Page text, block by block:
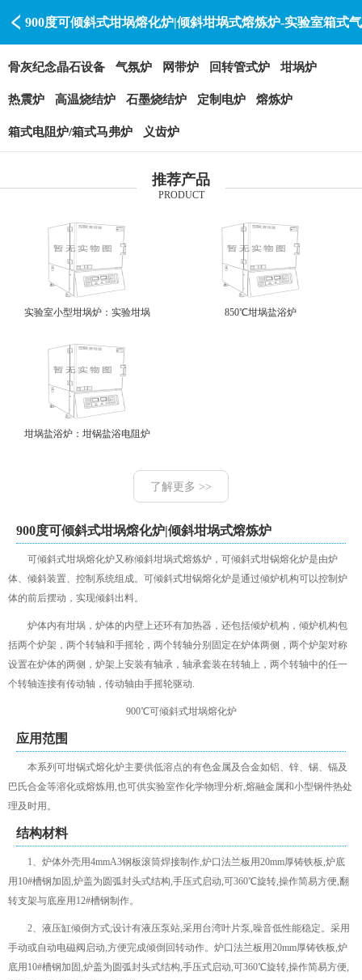
900度可倾斜式坩埚熔化炉|倾斜坩埚式熔炼炉-实验室箱式气
氛炉厂家洛阳赛特瑞SAITERUI
骨灰纪念晶石设备 气氛炉 网带炉 回转管式炉 坩埚炉
热震炉 高温烧结炉 石墨烧结炉 定制电炉 熔炼炉
箱式电阻炉/箱式马弗炉 义齿炉
推荐产品
PRODUCT
实验室小型坩埚炉：实验坩埚 850℃坩埚盐浴炉
坩埚盐浴炉：坩锅盐浴电阻炉
了解更多 >>
900度可倾斜式坩埚熔化炉|倾斜坩埚式熔炼炉
可倾斜式坩埚熔化炉又称倾斜坩埚式熔炼炉，可倾斜式坩锅熔化炉是由炉
体、倾斜装置、控制系统组成。可倾斜式坩锅熔化炉是通过倾炉机构可以控制炉
体的前后摆动，实现倾斜出料。
炉体内有坩埚，炉体的内壁上还环有加热器，还包括倾炉机构，倾炉机构包
括两个炉架，两个转轴和手摇轮，两个转轴分别固定在炉体两侧，两个炉架对称
设置在炉体的两侧，炉架上安装有轴承，轴承套装在转轴上，两个转轴中的任一
个转轴连接有传动轴，传动轴由手摇轮驱动.
900℃可倾斜式坩埚熔化炉
应用范围
本系列可坩锅式熔化炉主要供低溶点的有色金属及合金如铝、锌、锡、镉及
巴氏合金等溶化或熔炼用,也可供实验室作化学物理分析,熔融金属和小型钢件热处
理及时用。
结构材料
1、炉体外壳用4mmA3钢板滚筒焊接制作,炉口法兰板用20mm厚铸铁板,炉底
用10#槽钢加固,炉盖为圆弧封头式结构,手压式启动,可360℃旋转,操作简易方便,翻
转支架与底座用12#槽钢制作。
2、液压缸倾倒方式;设计有液压泵站,采用台湾叶片泵,噪音低性能稳定。采用
手动或自动电磁阀启动,方便完成倾倒回转动作。炉口法兰板用20mm厚铸铁板,炉
底用10#槽钢加固,炉盖为圆弧封头式结构,手压式启动,可360℃旋转,操作简易方便,